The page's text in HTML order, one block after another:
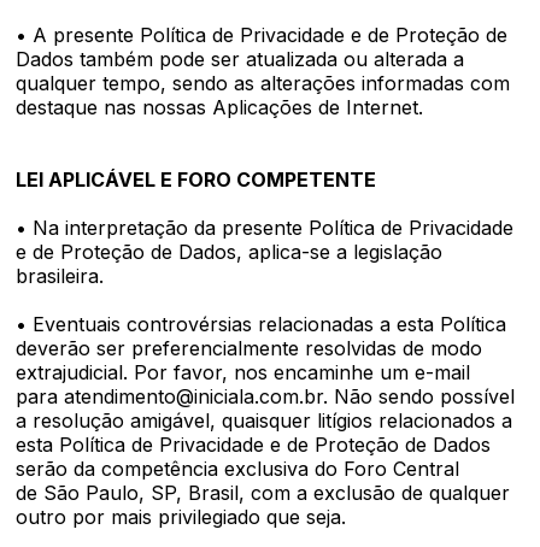
• A presente Política de Privacidade e de Proteção de
Dados também pode ser atualizada ou alterada a
qualquer tempo, sendo as alterações informadas com
destaque nas nossas Aplicações de Internet.
LEI APLICÁVEL E FORO COMPETENTE
• Na interpretação da presente Política de Privacidade
e de Proteção de Dados, aplica-se a legislação
brasileira.
• Eventuais controvérsias relacionadas a esta Política
deverão ser preferencialmente resolvidas de modo
extrajudicial. Por favor, nos encaminhe um e-mail
para atendimento@iniciala.com.br. Não sendo possível
a resolução amigável, quaisquer litígios relacionados a
esta Política de Privacidade e de Proteção de Dados
serão da competência exclusiva do Foro Central
de São Paulo, SP, Brasil, com a exclusão de qualquer
outro por mais privilegiado que seja.